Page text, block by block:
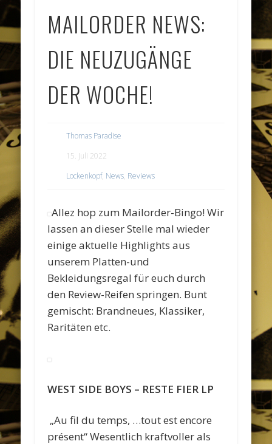
MAILORDER NEWS:
DIE NEUZUGÄNGE
DER WOCHE!
Thomas Paradise
15. Juli 2022
Lockenkopf, News, Reviews
Allez hop zum Mailorder-Bingo! Wir
lassen an dieser Stelle mal wieder
einige aktuelle Highlights aus
unserem Platten-und
Bekleidungsregal für euch durch
den Review-Reifen springen. Bunt
gemischt: Brandneues, Klassiker,
Raritäten etc.
WEST SIDE BOYS – RESTE FIER LP
„Au fil du temps, …tout est encore
présent“ Wesentlich kraftvoller als